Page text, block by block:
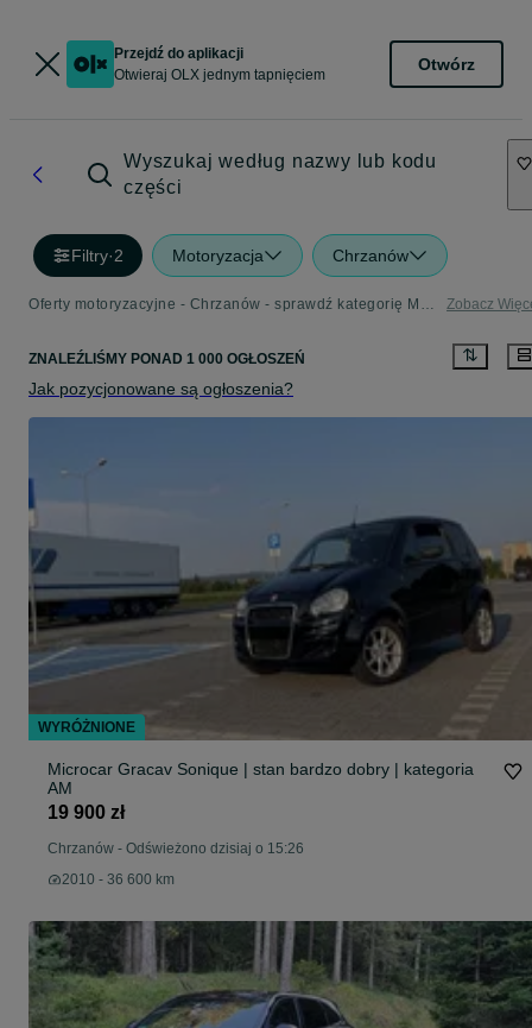
Przejdź do aplikacji
Otwieraj OLX jednym tapnięciem
Otwórz
Wyszukaj według nazwy lub kodu
części
Filtry·2 Motoryzacja Chrzanów
Oferty motoryzacyjne - Chrzanów - sprawdź kategorię Motoryzacja Zobacz
ZNALEŹLIŚMY PONAD 1 000 OGŁOSZEŃ
Jak pozycjonowane są ogłoszenia?
Microcar Gracav Sonique | stan bardzo dobry | kategoria
AM
19 900 zł
Chrzanów - Odświeżono dzisiaj o 15:26
2010 - 36 600 km
WYRÓŻNIONE